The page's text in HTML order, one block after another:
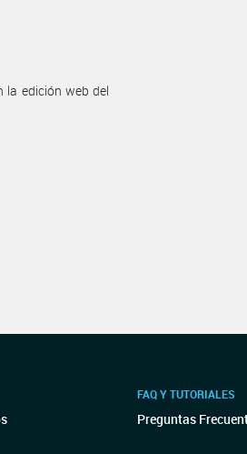
la edición web del
FAQ Y TUTORIALES
Preguntas